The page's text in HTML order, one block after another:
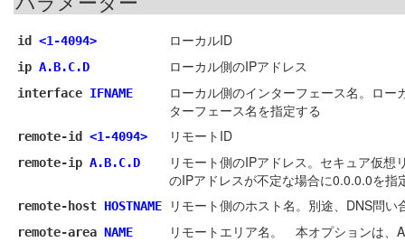
id <1-4094> ローカルID
ip A.B.C.D ローカル側のIPアドレス
interface IFNAME
ローカル側のインターフェース名。ロ
ターフェース名を指定する
remote-id <1-4094> リモートID
remote-ip A.B.C.D
リモート側のIPアドレス。セキュア仮想
のIPアドレスが不定な場合に0.0.0.0を指
remote-host HOSTNAME リモート側のホスト名。別途、DNS問い
remote-area NAME リモートエリア名。 本オプションは、